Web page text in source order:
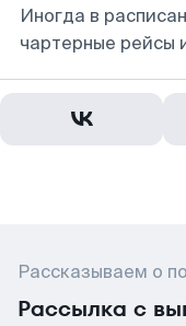
Иногда в
чартерные рейсы
Рассказываем о
Рассылка с